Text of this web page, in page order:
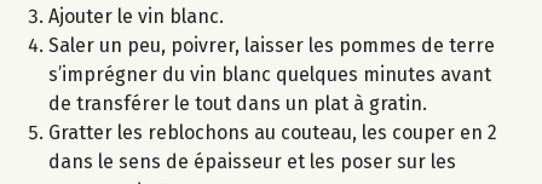
Ajouter le vin blanc.
Saler un peu, poivrer, laisser les pommes de terre
s’imprégner du vin blanc quelques minutes avant
de transférer le tout dans un plat à gratin.
Gratter les reblochons au couteau, les couper en 2
dans le sens de épaisseur et les poser sur les